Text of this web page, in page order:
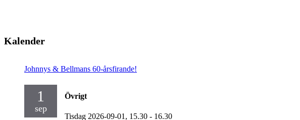
Kalender
Johnnys & Bellmans 60-årsfirande!
1
sep
Övrigt
Tisdag 2026-09-01, 15.30 - 16.30